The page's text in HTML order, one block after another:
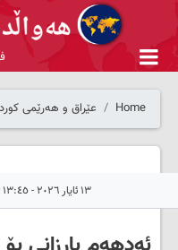
Home عێراق و هەرێمی
١٣ ئایار ٢٠٢٦ - ١٣:٤٥